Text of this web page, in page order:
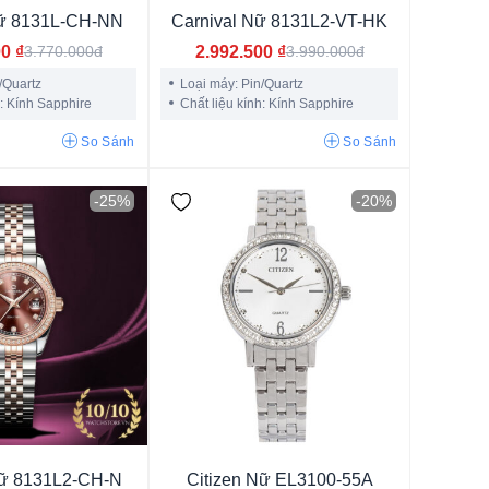
trắng
8131L-CH-NN
₫3.770.000đ
Kính Sapphire
So Sánh
Carnival Nữ 8131L2-VT-HK
2.992.500 ₫3.990.000đ
Loại máy: Pin/Quartz
Chất liệu kính: Kính Sapphire
So Sánh
-25%
8131L2-CH-N
-20%
Citizen Nữ EL3100-55A